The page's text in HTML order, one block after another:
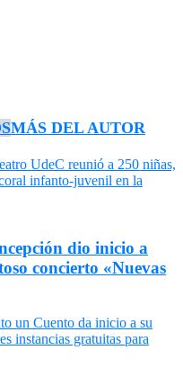
MÁS DEL AUTOR
dio inicio a
concierto «Nuevas